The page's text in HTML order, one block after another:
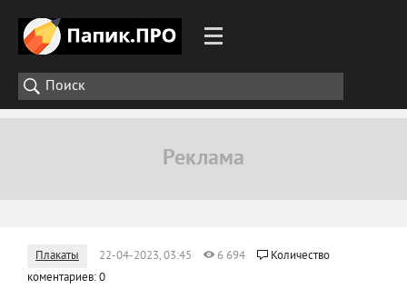
Плакаты 22-04-2023, 03:45 6 694
Количество
коментариев: 0